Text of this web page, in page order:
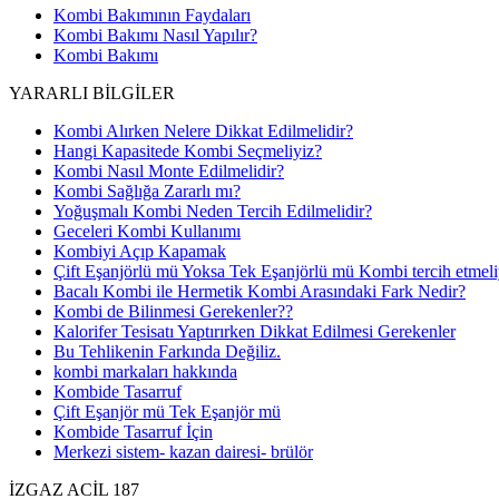
Kombi Bakımının Faydaları
Kombi Bakımı Nasıl Yapılır?
Kombi Bakımı
YARARLI BİLGİLER
Kombi Alırken Nelere Dikkat Edilmelidir?
Hangi Kapasitede Kombi Seçmeliyiz?
Kombi Nasıl Monte Edilmelidir?
Kombi Sağlığa Zararlı mı?
Yoğuşmalı Kombi Neden Tercih Edilmelidir?
Geceleri Kombi Kullanımı
Kombiyi Açıp Kapamak
Çift Eşanjörlü mü Yoksa Tek Eşanjörlü mü Kombi tercih
Bacalı Kombi ile Hermetik Kombi Arasındaki Fark Nedir?
Kombi de Bilinmesi Gerekenler??
Kalorifer Tesisatı Yaptırırken Dikkat Edilmesi Gerekenler
Bu Tehlikenin Farkında Değiliz.
kombi markaları hakkında
Kombide Tasarruf
Çift Eşanjör mü Tek Eşanjör mü
Kombide Tasarruf İçin
Merkezi sistem- kazan dairesi- brülör
İZGAZ ACİL 187